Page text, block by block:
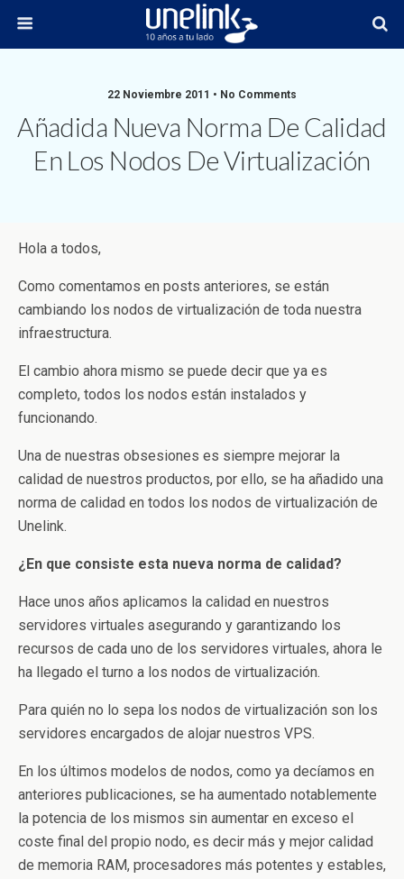
22 Noviembre 2011 • No Comments
Añadida Nueva Norma De Calidad
En Los Nodos De Virtualización
Hola a todos,
Como comentamos en posts anteriores, se están
cambiando los nodos de virtualización de toda nuestra
infraestructura.
El cambio ahora mismo se puede decir que ya es
completo, todos los nodos están instalados y
funcionando.
Una de nuestras obsesiones es siempre mejorar la
calidad de nuestros productos, por ello, se ha añadido una
norma de calidad en todos los nodos de virtualización de
Unelink.
¿En que consiste esta nueva norma de calidad?
Hace unos años aplicamos la calidad en nuestros
servidores virtuales asegurando y garantizando los
recursos de cada uno de los servidores virtuales, ahora le
ha llegado el turno a los nodos de virtualización.
Para quién no lo sepa los nodos de virtualización son los
servidores encargados de alojar nuestros VPS.
En los últimos modelos de nodos, como ya decíamos en
anteriores publicaciones, se ha aumentado notablemente
la potencia de los mismos sin aumentar en exceso el
coste final del propio nodo, es decir más y mejor calidad
de memoria RAM, procesadores más potentes y estables,